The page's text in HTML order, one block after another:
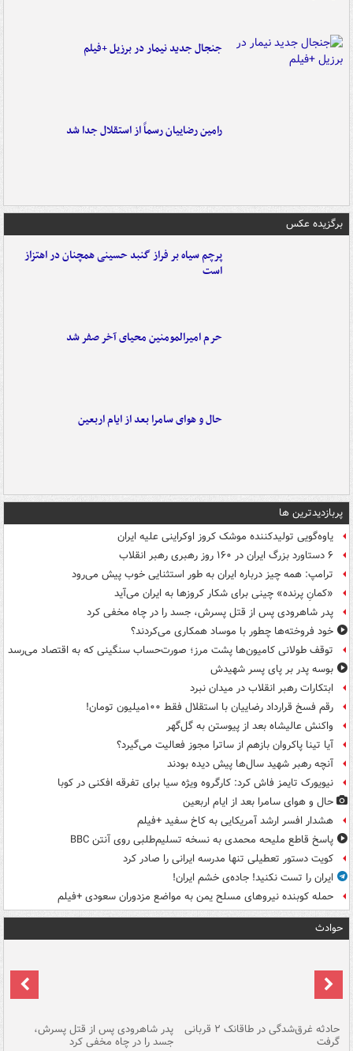
جنجال جدید نیمار در برزیل +فیلم
رامین رضاییان رسماً از استقلال جدا شد
برگزیده عکس
پرچم سیاه بر فراز گنبد حسینی همچنان در اهتزاز
است
حرم امیرالمومنین محیای آخر صفر شد
حال و هوای سامرا بعد از ایام اربعین
پربازدیدترین ها
یاوه‌گویی تولیدکننده موشک کروز اوکراینی علیه ایران
۶ دستاورد بزرگ ایران در ۱۶۰ روز رهبری رهبر انقلاب
ترامپ: همه چیز درباره ایران به طور استثنایی خوب پیش می‌رود
«کمانِ پرنده» چینی برای شکار کروزها به ایران می‌آید
پدر شاهرودی پس از قتل پسرش، جسد را در چاه مخفی کرد
خود فروخته‌ها چطور با موساد همکاری می‌کردند؟
توقف طولانی کامیون‌ها پشت مرز؛ صورت‌حساب سنگینی که به اقتصاد می‌رسد
بوسه‌ پدر بر پای پسر شهیدش
ابتکارات رهبر انقلاب در میدان نبرد
رقم فسخ قرارداد رضاییان با استقلال فقط ۱۰۰میلیون تومان!
واکنش عالیشاه بعد از پیوستن به گل‌گهر
آیا تینا پاکروان بازهم از ساترا مجوز فعالیت می‌گیرد؟
آنچه رهبر شهید سال‌ها پیش دیده بودند
نیویورک تایمز فاش کرد: کارگروه ویژه سیا برای تفرقه افکنی در کوبا
حال و هوای سامرا بعد از ایام اربعین
هشدار افسر ارشد آمریکایی به کاخ سفید +فیلم
پاسخ قاطع ملیحه محمدی به نسخه تسلیم‌طلبی روی آنتن BBC
کویت دستور تعطیلی تنها مدرسه ایرانی را صادر کرد
ایران را تست نکنید! جاده‌ی خشم ایران!
حمله کوبنده نیروهای مسلح یمن به مواضع مزدوران سعودی +فیلم
حوادث
حادثه غرق‌شدگی در طاقانک ۲ قربانی
گرفت
پدر شاهرودی پس از قتل پسرش،
جسد را در چاه مخفی کرد